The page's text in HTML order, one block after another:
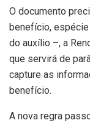
O documento
benefício,
do auxílio –, a
que servirá de
capture as
benefício.
A nova regra